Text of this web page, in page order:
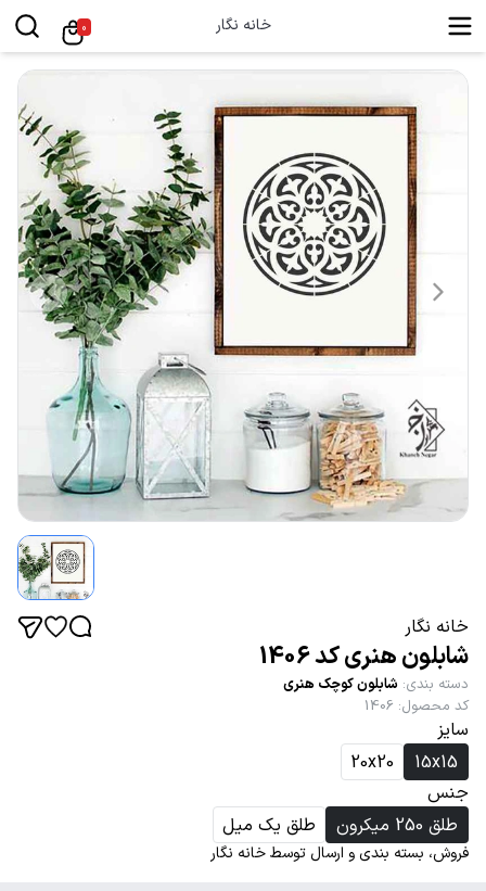
خانه نگار 0
خانه نگار
شابلون هنری کد 1406
دسته بندی: شابلون کوچک هنری
کد محصول:
1406
سایز
15x15
20x20
جنس
طلق 250 میکرون
طلق یک میل
فروش، بسته بندی و ارسال توسط خانه نگار